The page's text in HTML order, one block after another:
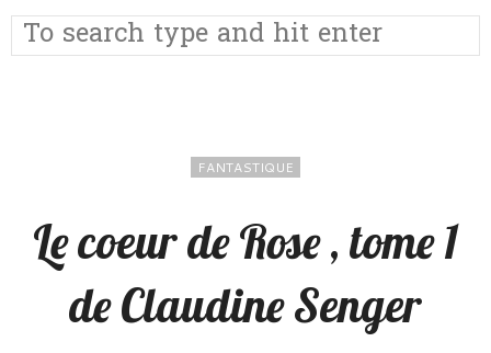
FANTASTIQUE
Le coeur de Rose , tome 1
de Claudine Senger